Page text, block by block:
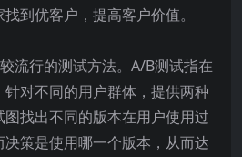
到优客户，提高客户价值。
流行的测试方法。A/B测试指在
对不同的用户群体，提供两种
找出不同的版本在用户使用过
策是使用哪一个版本，从而达